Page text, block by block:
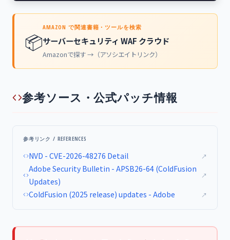
📦
AMAZON で関連書籍・ツールを検索
サーバーセキュリティ WAF クラウド
Amazonで探す →（アソシエイトリンク）
参考ソース・公式パッチ情報
参考リンク / REFERENCES
NVD - CVE-2026-48276 Detail ↗
Adobe Security Bulletin - APSB26-64 (ColdFusion
Updates)
↗
ColdFusion (2025 release) updates - Adobe ↗